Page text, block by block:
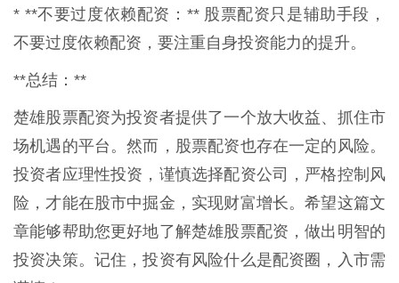
* **不要过度依赖配资：** 股票配资只是辅助手段，
不要过度依赖配资，要注重自身投资能力的提升。
**总结：**
楚雄股票配资为投资者提供了一个放大收益、抓住市
场机遇的平台。然而，股票配资也存在一定的风险。
投资者应理性投资，谨慎选择配资公司，严格控制风
险，才能在股市中掘金，实现财富增长。希望这篇文
章能够帮助您更好地了解楚雄股票配资，做出明智的
投资决策。记住，投资有风险什么是配资圈，入市需